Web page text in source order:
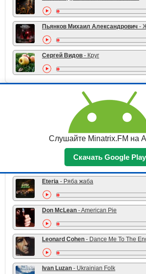
Пьянков Михаил Александрович -
Сергей Видов - Круг
TOP 10 жанра
Ragal Ironbull - VALHALLA CALLING
Eteria - Ряба жаба
Don McLean - American Pie
Leonard Cohen - Dance Me To The
Ivan Luzan - Ukrainian Folk
Слушайте Minatrix.FM на
Скачать Google Play